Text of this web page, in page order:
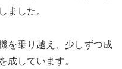
ました。
を乗り越え、少しずつ成
成しています。